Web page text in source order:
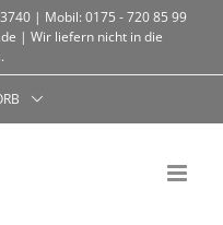
| Mobil: 0175 - 720 85 99
| Wir liefern nicht in die